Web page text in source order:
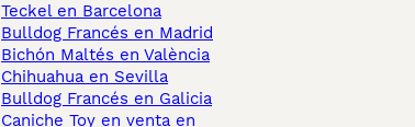
Teckel en Barcelona
Bulldog Francés en Madrid
Bichón Maltés en València
Chihuahua en Sevilla
Bulldog Francés en Galicia
Caniche Toy en venta en